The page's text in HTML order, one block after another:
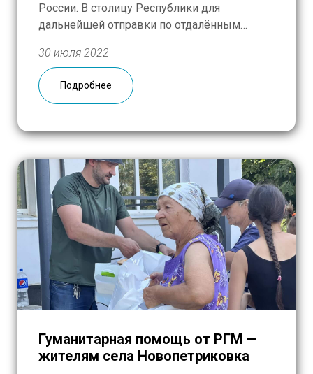
России. В столицу Республики для
дальнейшей отправки по отдалённым
обязательного продовольствия, так
необходимые здесь и сейчас
стройматериалы, медоборудование, детское
питание. И в этот же день большая партия
30 июля 2022
Подробнее
Гуманитарная помощь от РГМ —
жителям села Новопетриковка